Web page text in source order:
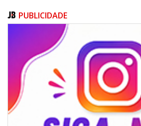
PUBLICIDADE